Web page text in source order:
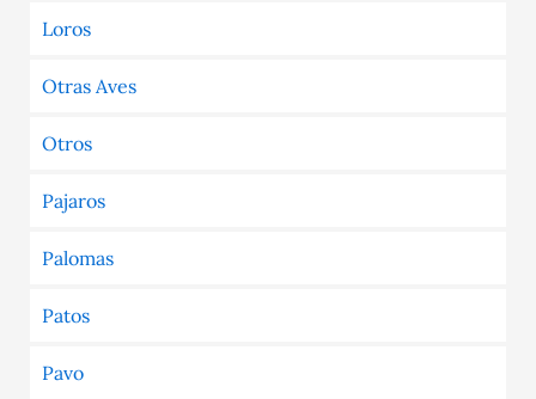
Loros
Otras Aves
Otros
Pajaros
Palomas
Patos
Pavo